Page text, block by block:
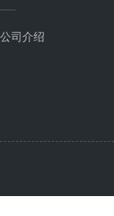
公司介绍